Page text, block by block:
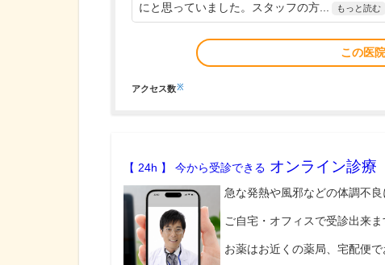
にと思っていました。スタッフの方...
もっと読む
この医
アクセス数※
【 24h 】 今から受診できる オンライン診療
急な発熱や風邪などの体調不良
ご自宅・オフィスで受診出来ま
お薬はお近くの薬局、宅配便で